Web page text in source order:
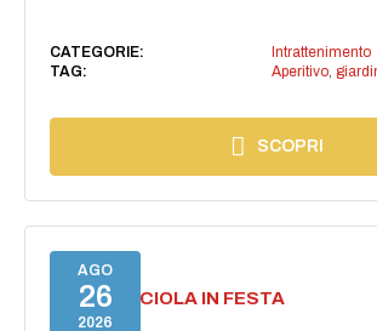
CATEGORIE:
Intrattenimento
TAG:
Aperitivo,
SCOPRI
AGO
26
2026
CASAMICCIOLA IN FESTA